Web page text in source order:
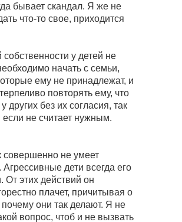
бывает скандал. Я же не
что-то свое, приходится
у детей не
начать с семьи,
ему не принадлежат, и
повторять ему, что
других без их согласия, так
не считает нужным.
не умеет
дети всегда его
От этих действий он
плачет, причитывая о
они так делают. Я не
вопрос, чтоб и не вызвать